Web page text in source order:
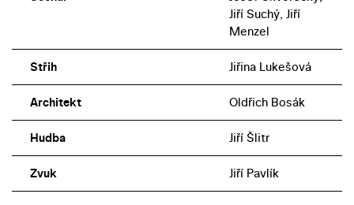
Jiří Suchý, Jiří
Menzel
Střih Jiřina Lukešová
Architekt Oldřich Bosák
Hudba Jiří Šlitr
Zvuk Jiří Pavlík